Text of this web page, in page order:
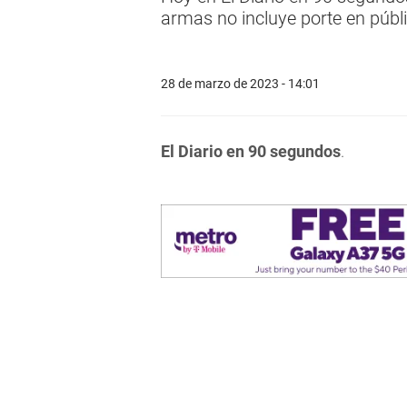
armas no incluye porte en
28 de marzo de 2023 - 14:01
El Diario en 90 segundos.